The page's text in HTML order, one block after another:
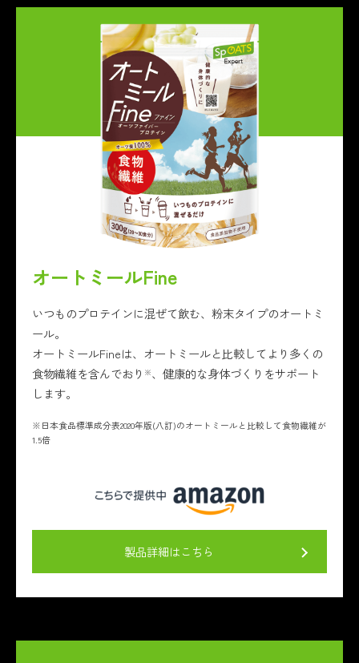
オートミールFine
いつものプロテインに混ぜて飲む、粉末タイプのオートミ
ール。
オートミールFineは、オートミールと比較してより多くの
食物繊維を含んでおり ※、健康的な身体づくりをサポート
します。
※日本食品標準成分表2020年版(八訂)のオートミールと比較して食物繊維が
1.5倍
製品詳細はこちら